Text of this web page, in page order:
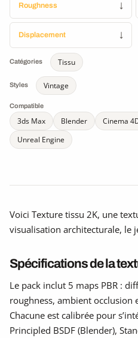
Roughness ↓
Displacement ↓
Catégories Tissu
Styles Vintage
Compatible
3ds Max Blender Cinema
Unreal Engine
Voici Texture tissu 2K, une
visualisation architecturale, le
Spécifications de la
Le pack inclut 5 maps PBR :
roughness, ambient occlusion
Chacune est calibrée pour
Principled BSDF (Blender),